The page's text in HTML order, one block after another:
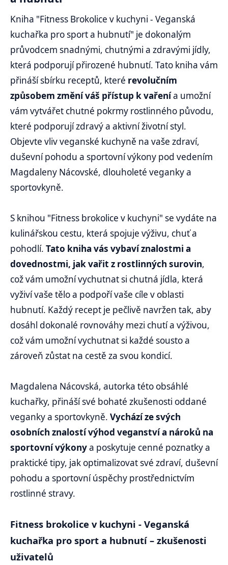
Kniha "Fitness Brokolice v kuchyni - Veganská
kuchařka pro sport a hubnutí" je dokonalým
průvodcem snadnými, chutnými a zdravými jídly,
která podporují přirozené hubnutí. Tato kniha vám
přináší sbírku receptů, které revolučním
způsobem změní váš přístup k vařenía umožní
vám vytvářet chutné pokrmy rostlinného původu,
které podporují zdravý a aktivní životní styl.
Objevte vliv veganské kuchyně na vaše zdraví,
duševní pohodu a sportovní výkony pod vedením
Magdaleny Nácovské, dlouholeté veganky a
sportovkyně.
S knihou "Fitness brokolice v kuchyni" se vydáte na
kulinářskou cestu, která spojuje výživu, chuť a
pohodlí. Tato kniha vás vybaví znalostmi a
dovednostmi, jak vařit z rostlinných surovin,
což vám umožní vychutnat si chutná jídla, která
vyživí vaše tělo a podpoří vaše cíle v oblasti
hubnutí. Každý recept je pečlivě navržen tak, aby
dosáhl dokonalé rovnováhy mezi chutí a výživou,
což vám umožní vychutnat si každé sousto a
zároveň zůstat na cestě za svou kondicí.
Magdalena Nácovská, autorka této obsáhlé
kuchařky, přináší své bohaté zkušenosti oddané
veganky a sportovkyně. Vychází ze svých
osobních znalostí výhod veganství a nároků na
sportovní výkonya poskytuje cenné poznatky a
praktické tipy, jak optimalizovat své zdraví, duševní
pohodu a sportovní úspěchy prostřednictvím
rostlinné stravy.
Fitness brokolice v kuchyni - Veganská
kuchařka pro sport a hubnutí – zkušenosti
uživatelů